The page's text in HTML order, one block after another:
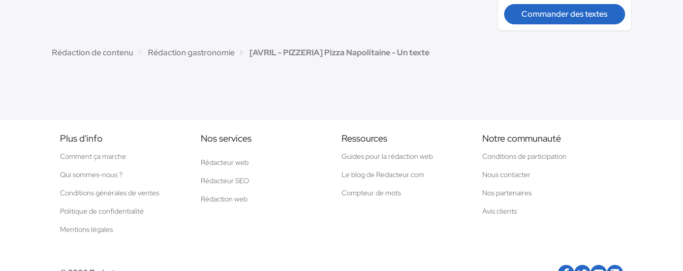
Commander des textes
Rédaction de contenu Rédaction gastronomie [AVRIL - PIZZERIA] Pizza Napolitaine - Un texte
Plus d'info
Comment ça marche
Qui sommes-nous ?
Conditions générales de ventes
Politique de confidentialité
Mentions légales
Nos services
Rédacteur web
Rédacteur SEO
Rédaction web
Ressources
Guides pour la rédaction web
Le blog de Redacteur.com
Compteur de mots
Notre communauté
Conditions de participation
Nous contacter
Nos partenaires
Avis clients